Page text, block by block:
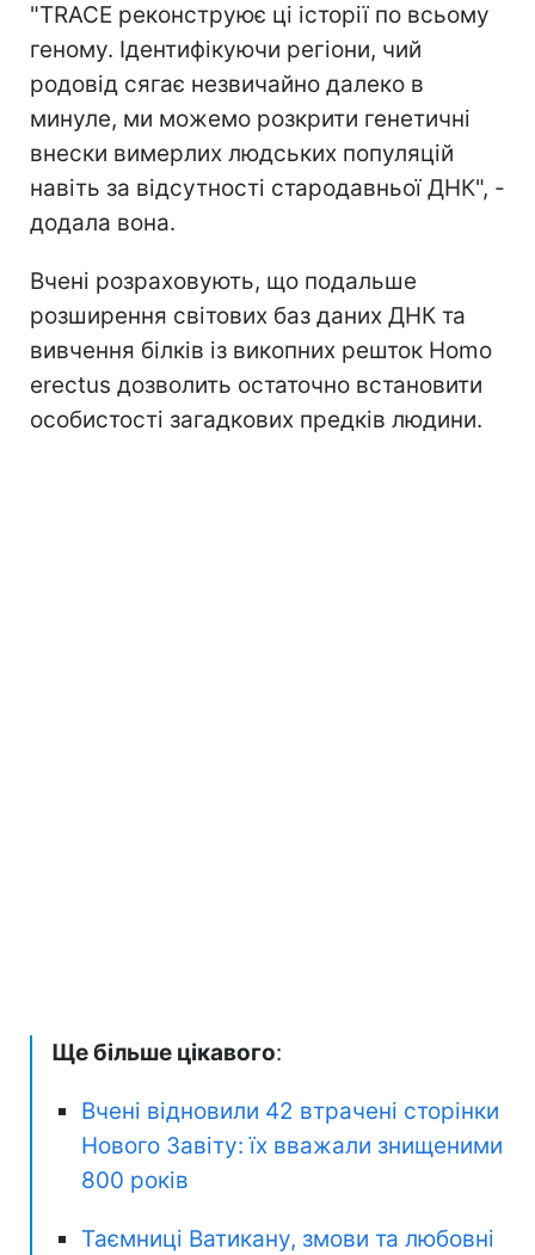
"TRACE реконструює ці історії по всьому
геному. Ідентифікуючи регіони, чий
родовід сягає незвичайно далеко в
минуле, ми можемо розкрити генетичні
внески вимерлих людських популяцій
навіть за відсутності стародавньої ДНК", -
додала вона.
Вчені розраховують, що подальше
розширення світових баз даних ДНК та
вивчення білків із викопних решток Homo
erectus дозволить остаточно встановити
особистості загадкових предків людини.
Ще більше цікавого:
Вчені відновили 42 втрачені сторінки
Нового Завіту: їх вважали знищеними
800 років
Таємниці Ватикану, змови та любовні